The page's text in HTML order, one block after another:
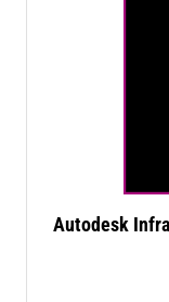
Autodesk